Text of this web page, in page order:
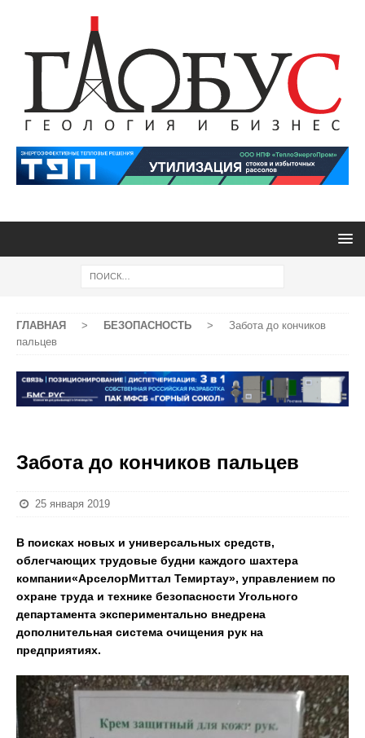
ГЛАВНАЯ > БЕЗОПАСНОСТЬ >
Забота до кончиков
пальцев
Забота до кончиков пальцев
25 января 2019
В поисках новых и универсальных средств,
облегчающих трудовые будни каждого шахтера
компании«АрселорМиттал Темиртау», управлением по
охране труда и технике безопасности Угольного
департамента экспериментально внедрена
дополнительная система очищения рук на
предприятиях.